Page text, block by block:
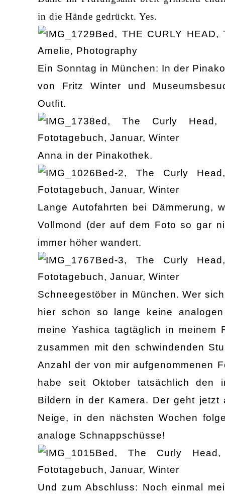
in die Hände gedrückt. Yes.
Ein Sonntag in München: In der
von Fritz Winter und
Outfit.
Anna in der Pinakothek.
Lange Autofahrten bei Dämmerung,
Vollmond (der auf dem Foto so gar
immer höher wandert.
Schneegestöber in München. Wer
hier schon so lange keine
meine Yashica tagtäglich in meinem
zusammen mit den schwindenden
Anzahl der von mir aufgenommenen
habe seit Oktober tatsächlich den
Bildern in der Kamera. Der geht
Neige, in den nächsten Wochen
analoge Schnappschüsse!
Und zum Abschluss: Noch einmal